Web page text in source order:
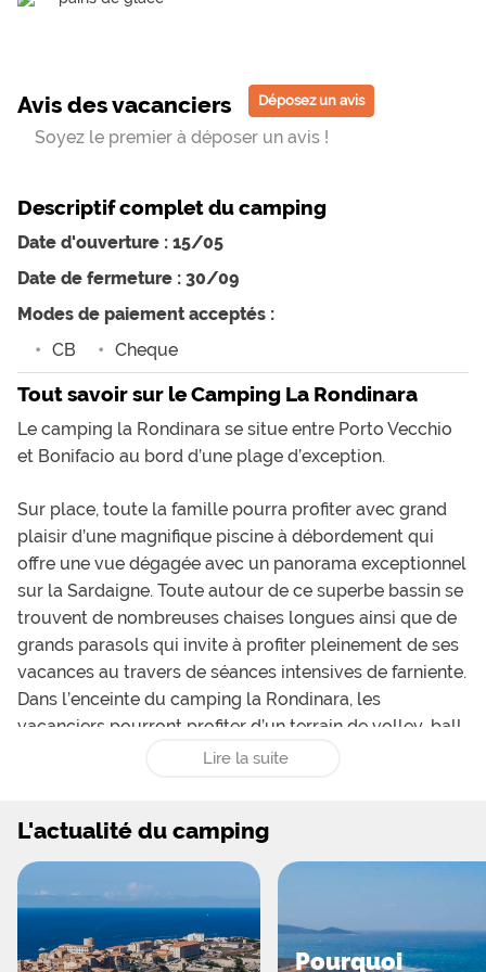
Avis des vacanciers Déposez un avis
Soyez le premier à déposer un avis !
Descriptif complet du camping
Date d'ouverture : 15/05
Date de fermeture : 30/09
Modes de paiement acceptés :
CB
Cheque
Tout savoir sur le Camping La Rondinara
Le camping la Rondinara se situe entre Porto Vecchio
et Bonifacio au bord d’une plage d’exception.
Sur place, toute la famille pourra profiter avec grand
plaisir d’une magnifique piscine à débordement qui
offre une vue dégagée avec un panorama exceptionnel
sur la Sardaigne. Toute autour de ce superbe bassin se
trouvent de nombreuses chaises longues ainsi que de
grands parasols qui invite à profiter pleinement de ses
vacances au travers de séances intensives de farniente.
Dans l’enceinte du camping la Rondinara, les
vacanciers pourront profiter d’un terrain de volley-ball
ainsi que d’un panier de basket-ball. Les boulistes ne
randonnées et de belles balades auront la possibilité
de visiter les ruines Génoises ou encore d’explorer des
sentiers partant de la plage. Le service restauration du
camping propose des petit-déjeuners, des hamburgers
le midi, des glaces et boissons. Le bar retransmettra
Lire la suite
L'actualité du camping
Pourquoi